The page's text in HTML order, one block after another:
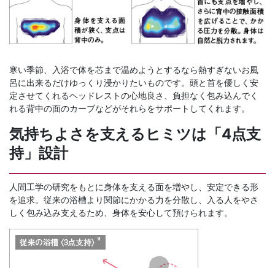
寒い季節、入浴で体を芯まで温めようとするなら熱すぎないお風
呂に出来るだけゆっくり浸かりたいものです。頭と首を優しく安
定させてくれるヘッドレストの心地良さ、負担なく包み込んでく
れる背中の面のカーブなどがそれらをサポートしてくれます。
気持ちよさを支えるヒミツは「4点支
持」設計
人間工学の研究をもとに身体を支える面を増やし、安定できる形
を追求。従来の浴槽より関節にかかる力を分散し、入る人をやさ
しく包み込み支えるため、身体を安心して預けられます。